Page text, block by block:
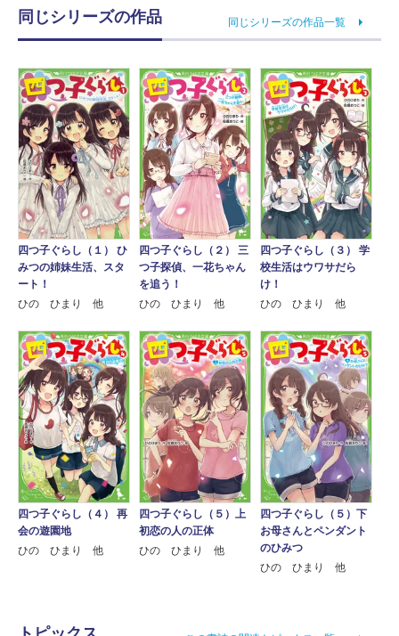
同じシリーズの作品 同じシリーズの作品一覧
四つ子ぐらし（１） ひ
みつの姉妹生活、スタ
ート！
ひの ひまり 他
四つ子ぐらし（２） 三
つ子探偵、一花ちゃん
を追う！
ひの ひまり 他
四つ子ぐらし（３） 学
校生活はウワサだら
け！
ひの ひまり 他
四つ子ぐらし（４） 再
会の遊園地
ひの ひまり 他
四つ子ぐらし（５）上
初恋の人の正体
ひの ひまり 他
四つ子ぐらし（５）下
お母さんとペンダント
のひみつ
ひの ひまり 他